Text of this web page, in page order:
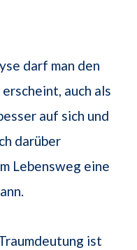
darf man den
auch als
auf sich und
darüber
Lebensweg eine
ist